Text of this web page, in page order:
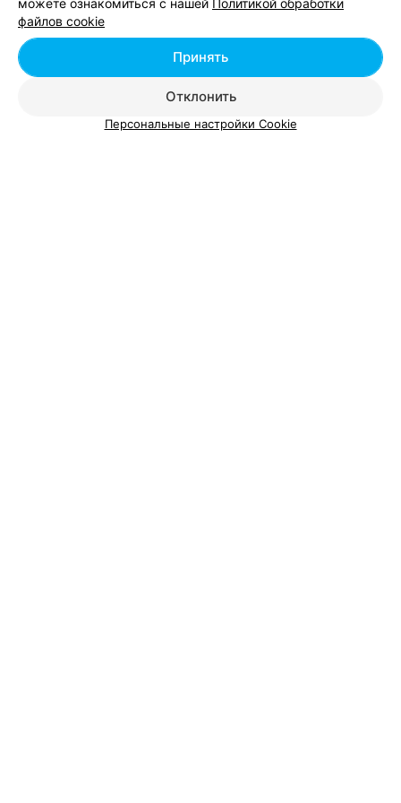
ЭФФЕКТИВНАЯ РЕКЛАМА НА САЙТЕ
можете ознакомиться с нашей Политикой обработки
файлов cookie
Отклонить
Принять
Персональные настройки Cookie